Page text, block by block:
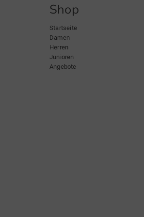
Shop
Startseite
Damen
Herren
Junioren
Angebote